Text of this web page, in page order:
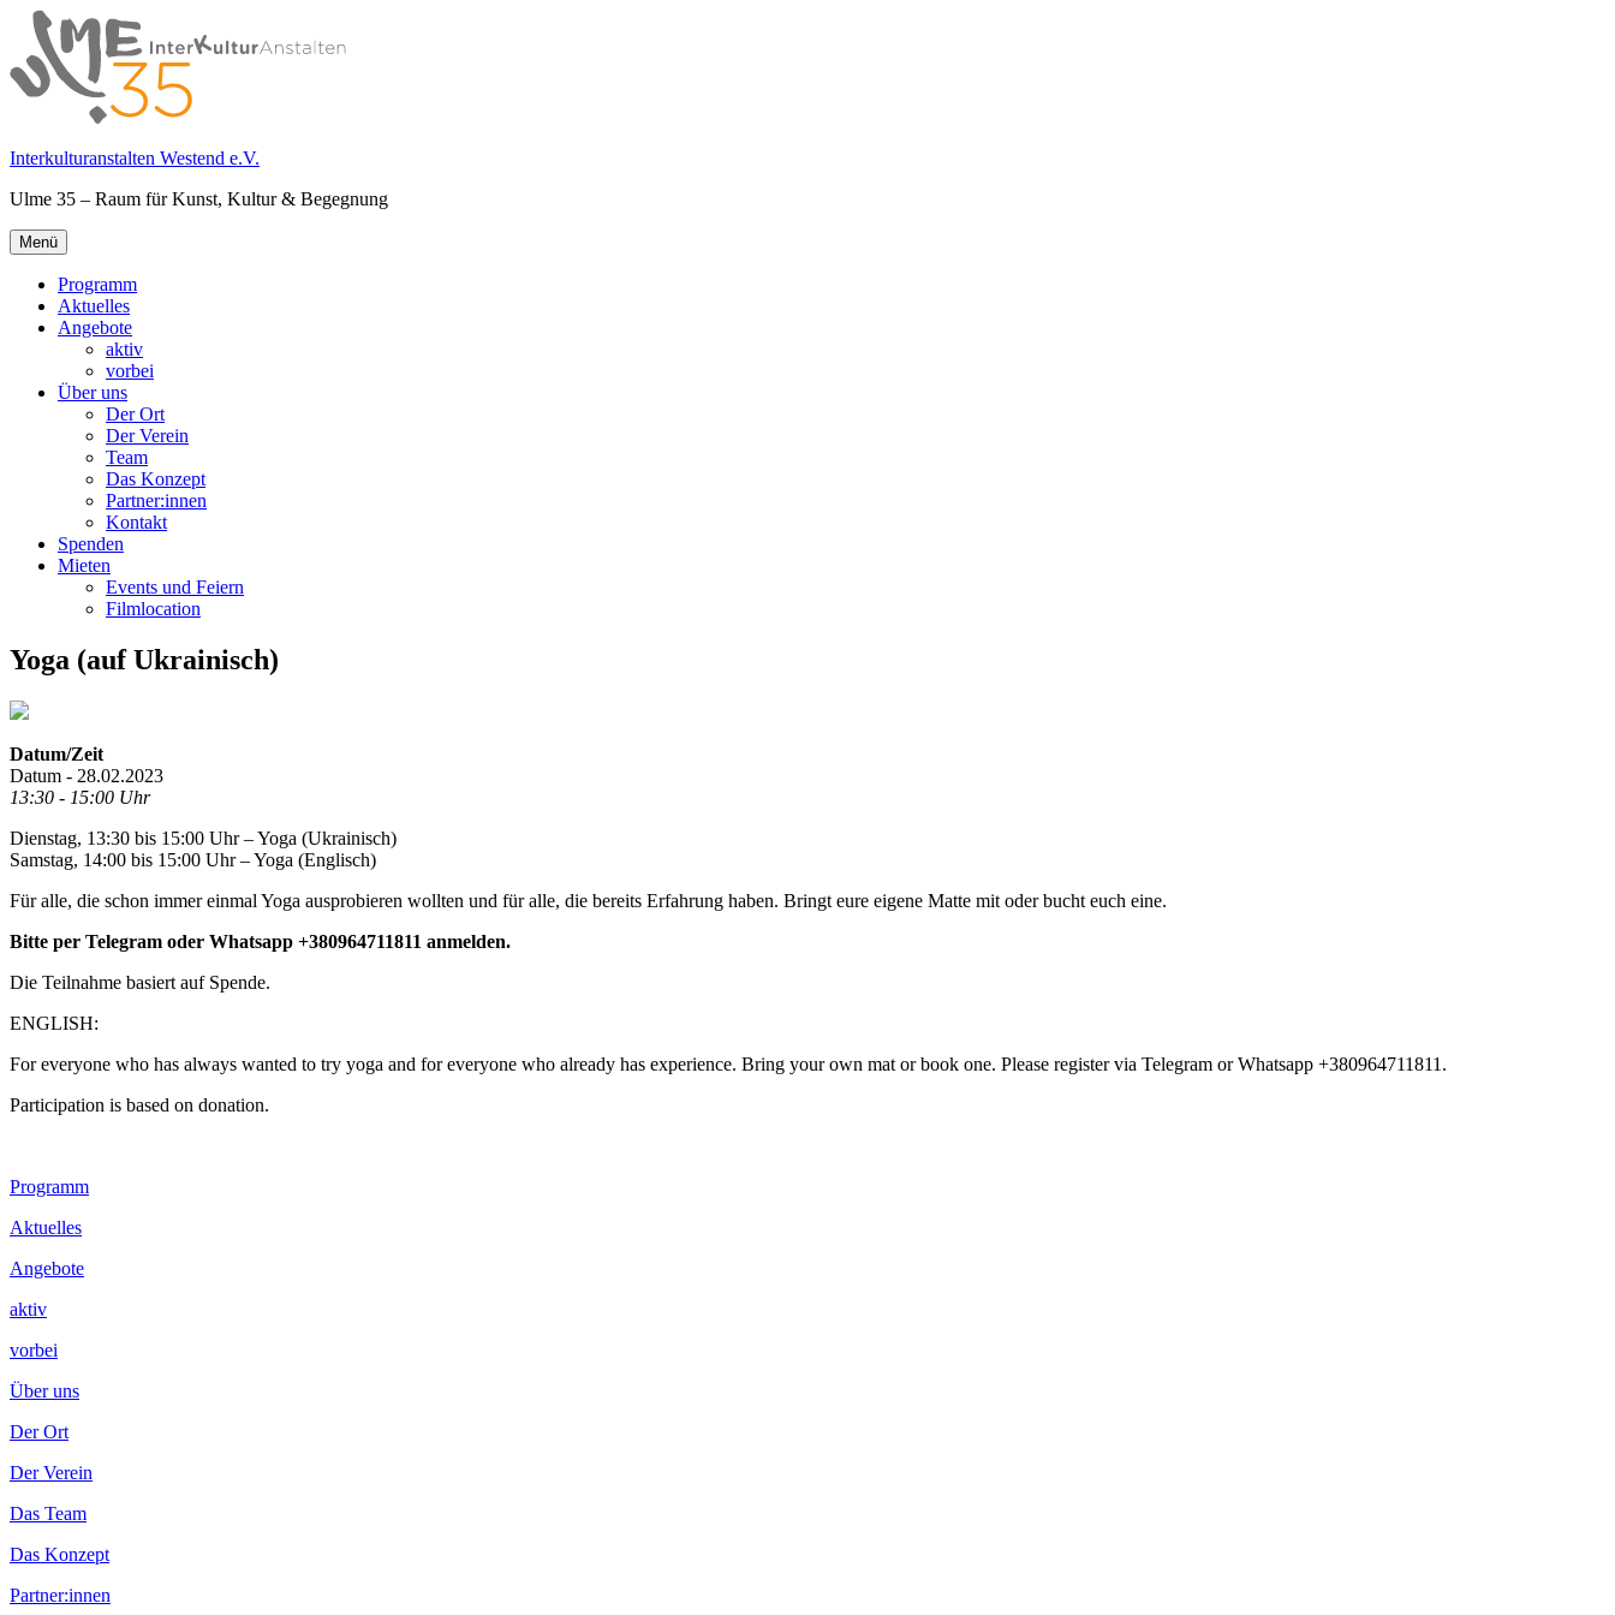
Springe
zum
Inhalt
Interkulturanstalten Westend e.V.
Ulme 35 – Raum für Kunst, Kultur & Begegnung
Primäres
Menü
Menü
Programm
Aktuelles
Angebote
aktiv
vorbei
Über uns
Der Ort
Der Verein
Team
Das Konzept
Partner:innen
Kontakt
Spenden
Mieten
Events und Feiern
Filmlocation
Yoga (auf Ukrainisch)
Datum/Zeit
Datum - 28.02.2023
13:30 - 15:00 Uhr
Dienstag, 13:30 bis 15:00 Uhr – Yoga (Ukrainisch)
Samstag, 14:00 bis 15:00 Uhr – Yoga (Englisch)
Für alle, die schon immer einmal Yoga ausprobieren wollten und für alle, die bereits Erfahrung haben. Bringt eure eigene Matte mit oder bucht euch eine.
Bitte per Telegram oder Whatsapp +380964711811 anmelden.
Die Teilnahme basiert auf Spende.
ENGLISH:
For everyone who has always wanted to try yoga and for everyone who already has experience. Bring your own mat or book one. Please register via Telegram or Whatsapp +380964711811.
Participation is based on donation.
Footer
Inhalt
Programm
Aktuelles
Angebote
aktiv
vorbei
Über uns
Der Ort
Der Verein
Das Team
Das Konzept
Partner:innen